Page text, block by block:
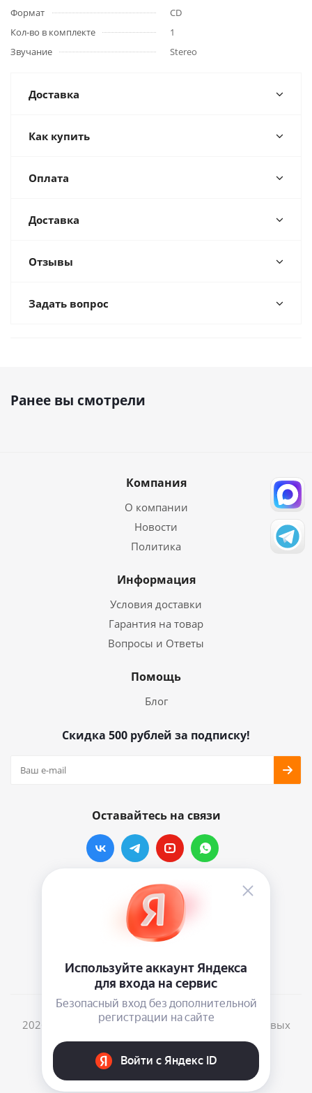
Формат
CD
Кол-во в комплекте
1
Звучание
Stereo
Доставка
Как купить
Оплата
Доставка
Отзывы
Задать вопрос
Ранее вы смотрели
Компания
О компании
Новости
Политика
Информация
Условия доставки
Гарантия на товар
Вопросы и Ответы
Помощь
Блог
Скидка 500 рублей за подписку!
Оставайтесь на связи
Наши контакты
info@vinylmarkt.ru
2026 © Винилмаркт - интернет-магазин виниловых
пластинок